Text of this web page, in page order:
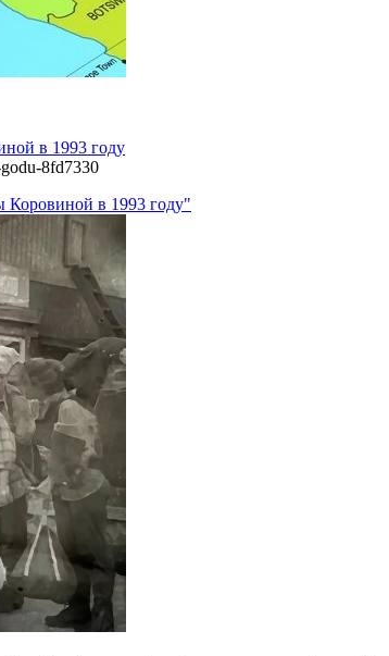
в 1993 году
8fd7330
Коровиной в 1993 году"